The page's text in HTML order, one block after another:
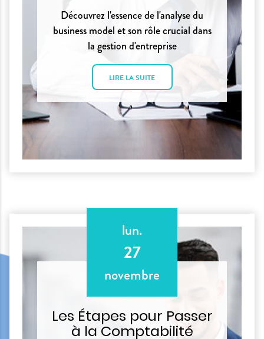
Découvrez l'essence de l'analyse du
business model et son rôle crucial dans
la gestion d'entreprise
LIRE LA SUITE
lun.
27
novembre
Les Étapes pour Passer
à la Comptabilité